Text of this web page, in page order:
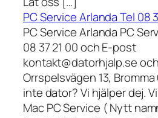
PC Service Arlanda Tel 08
PC Service Arlanda PC
08 37 21 00 och E-post
kontakt@datorhjalp.se
Orrspelsvägen 13,
inte dator? Vi hjälper dej.
Mac PC Service ( Nytt